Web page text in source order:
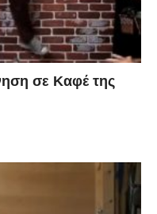
σε Καφέ της